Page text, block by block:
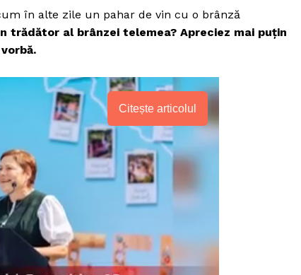
în alte zile un pahar de vin cu o brânză
trădător al brânzei telemea? Apreciez mai puțin
Citește articolul